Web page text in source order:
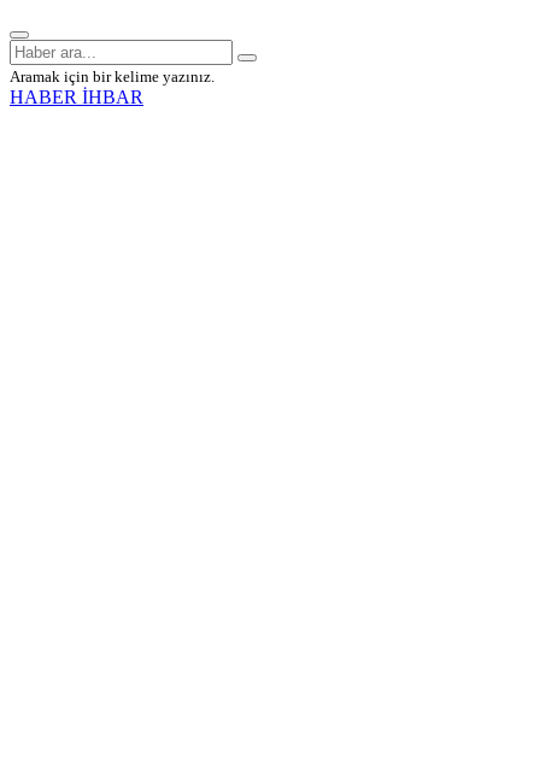
Aramak için bir kelime yazınız.
HABER İHBAR